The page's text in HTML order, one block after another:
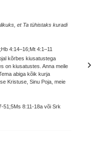
et Ta tühistaks kuradi
4:14–16;Mt 4:1–11
kõrbes kiusatustega
on kiusatustes. Anna meile
abiga kõik kurja
Kristuse, Sinu Poja, meie
51;5Ms 8:11-18a või Srk